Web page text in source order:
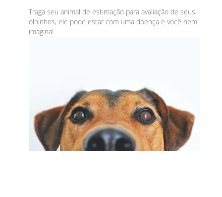
Traga seu animal de estimação para avaliação de seus
olhinhos, ele pode estar com uma doença e você nem
imagina!